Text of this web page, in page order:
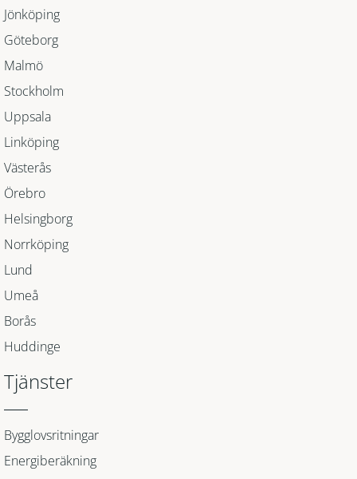
Jönköping
Göteborg
Malmö
Stockholm
Uppsala
Linköping
Västerås
Örebro
Helsingborg
Norrköping
Lund
Umeå
Borås
Huddinge
Tjänster
Bygglovsritningar
Energiberäkning